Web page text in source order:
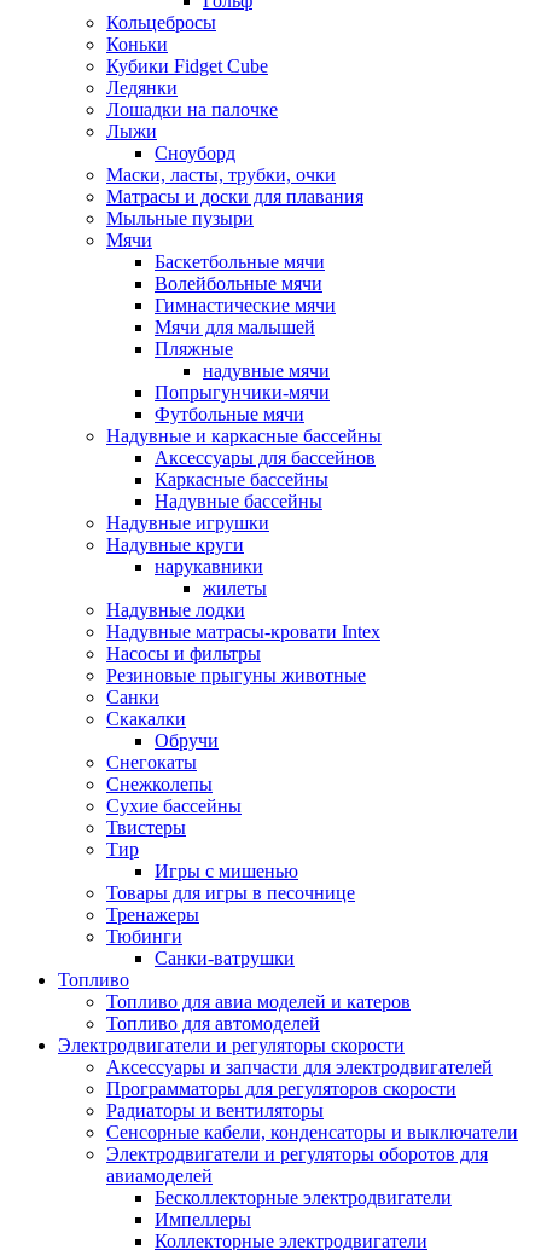
Кольцебросы
Коньки
Кубики Fidget Cube
Ледянки
Лошадки на палочке
Лыжи
Сноуборд
Маски, ласты, трубки, очки
Матрасы и доски для плавания
Мыльные пузыри
Мячи
Баскетбольные мячи
Волейбольные мячи
Гимнастические мячи
Мячи для малышей
Пляжные
надувные мячи
Попрыгунчики-мячи
Футбольные мячи
Надувные и каркасные бассейны
Аксессуары для бассейнов
Каркасные бассейны
Надувные бассейны
Надувные игрушки
Надувные круги
нарукавники
жилеты
Надувные лодки
Надувные матрасы-кровати Intex
Насосы и фильтры
Резиновые прыгуны животные
Санки
Скакалки
Обручи
Снегокаты
Снежколепы
Сухие бассейны
Твистеры
Тир
Игры с мишенью
Товары для игры в песочнице
Тренажеры
Тюбинги
Санки-ватрушки
Топливо
Топливо для авиа моделей и катеров
Топливо для автомоделей
Электродвигатели и регуляторы скорости
Аксессуары и запчасти для электродвигателей
Программаторы для регуляторов скорости
Радиаторы и вентиляторы
Сенсорные кабели, конденсаторы и выключатели
Электродвигатели и регуляторы оборотов для
авиамоделей
Бесколлекторные электродвигатели
Импеллеры
Коллекторные электродвигатели